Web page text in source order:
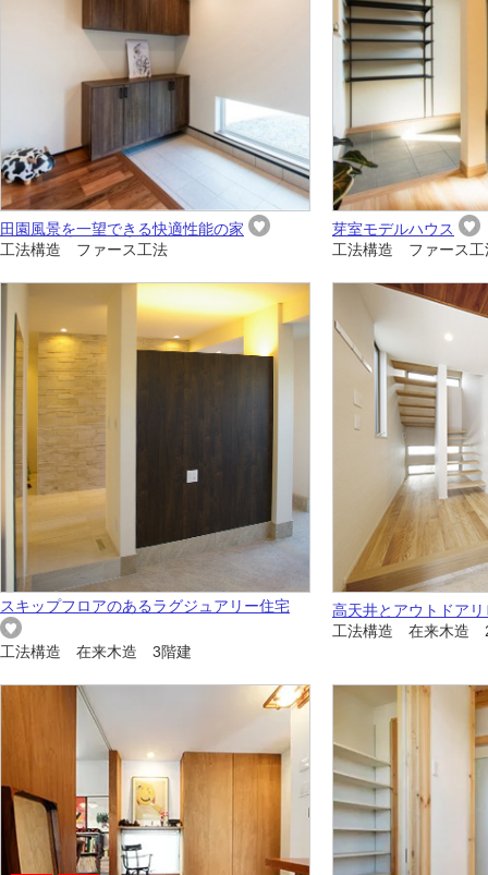
田園風景を一望できる快適性能の家
工法構造 ファース工法
芽室モデルハウス
工法構造 ファース工
スキップフロアのあるラグジュアリー住宅
工法構造 在来木造 3階建
高天井とアウトドア
工法構造 在来木造